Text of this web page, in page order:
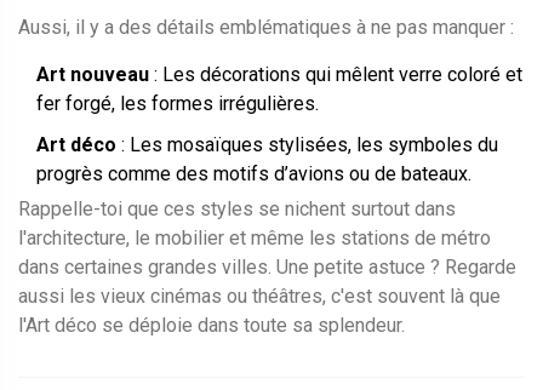
Aussi, il y a des détails emblématiques à ne pas manquer :
Art nouveau : Les décorations qui mêlent verre coloré et
fer forgé, les formes irrégulières.
Art déco : Les mosaïques stylisées, les symboles du
progrès comme des motifs d’avions ou de bateaux.
Rappelle-toi que ces styles se nichent surtout dans
l'architecture, le mobilier et même les stations de métro
dans certaines grandes villes. Une petite astuce ? Regarde
aussi les vieux cinémas ou théâtres, c'est souvent là que
l'Art déco se déploie dans toute sa splendeur.